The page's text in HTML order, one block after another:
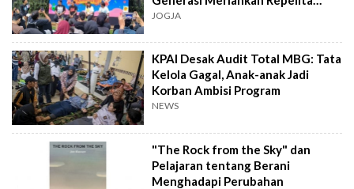
Musik
JOGJA
KPAI Desak Audit Total MBG: Tata
Kelola Gagal, Anak-anak Jadi
Korban Ambisi Program
NEWS
"The Rock from the Sky" dan
Pelajaran tentang Berani
Menghadapi Perubahan